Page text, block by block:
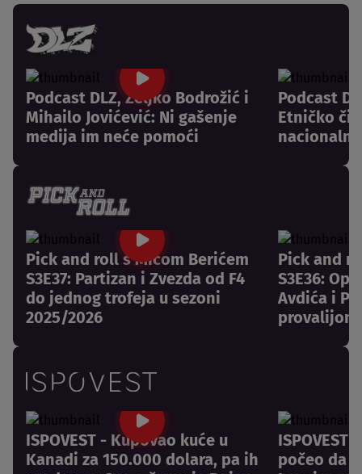
Podcast DLZ, Željko Bodrožić i
Mihailo Jovićević: Ni gašenje
medija im neće pomoći
Podcast
Etničko
nacionalni
Pick and roll s Mićom Berićem
S3E37: Partizan i Zvezda od F4
do jednog trofeja u sezoni
2025/2026
Pick and
S3E36:
Avdića i
provalijom
ISPOVEST - Kupovao kuće u
Kanadi za 150.000 dolara, pa ih
počeo da